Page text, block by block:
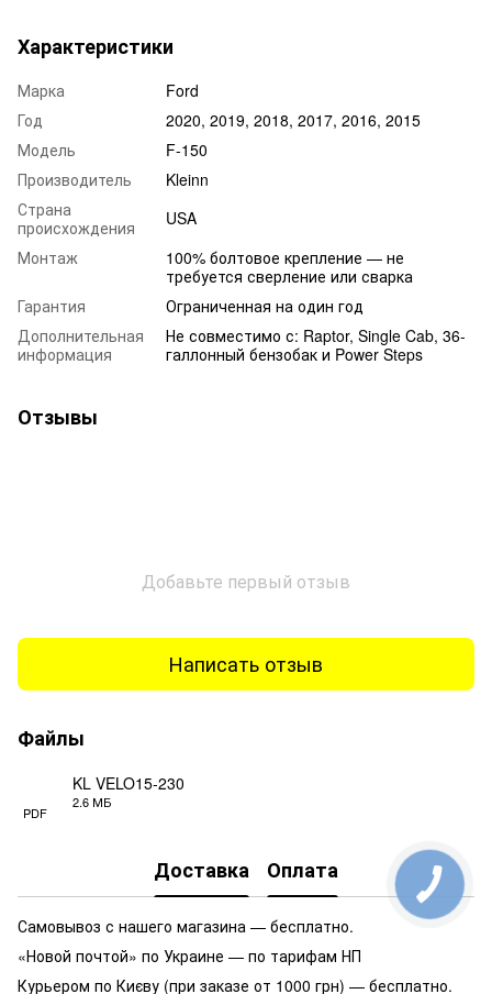
Характеристики
Марка
Ford
Год
2020, 2019, 2018, 2017, 2016, 2015
Модель
F-150
Производитель
Kleinn
Страна
происхождения
USA
Монтаж
100% болтовое крепление — не
требуется сверление или сварка
Гарантия
Ограниченная на один год
Дополнительная
информация
Не совместимо с: Raptor, Single Cab, 36-
галлонный бензобак и Power Steps
Отзывы
Добавьте первый отзыв
Написать отзыв
Файлы
PDF
KL VELO15-230
2.6 МБ
Доставка Оплата
Самовывоз с нашего магазина — бесплатно.
«Новой почтой» по Украине — по тарифам НП
Курьером по Києву (при заказе от 1000 грн) — бесплатно.